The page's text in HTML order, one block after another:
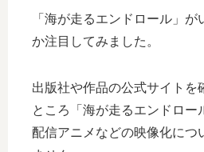
「海が走るエンドロール」
か注目してみました。
出版社や作品の公式サイトを
ところ「海が走るエンドロー
配信アニメなどの映像化につ